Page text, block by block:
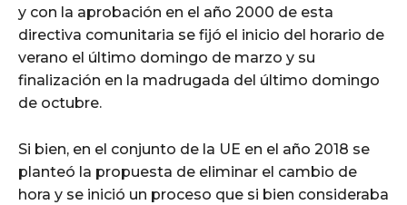
y con la aprobación en el año 2000 de esta
directiva comunitaria se fijó el inicio del horario de
verano el último domingo de marzo y su
finalización en la madrugada del último domingo
de octubre.
Si bien, en el conjunto de la UE en el año 2018 se
planteó la propuesta de eliminar el cambio de
hora y se inició un proceso que si bien consideraba